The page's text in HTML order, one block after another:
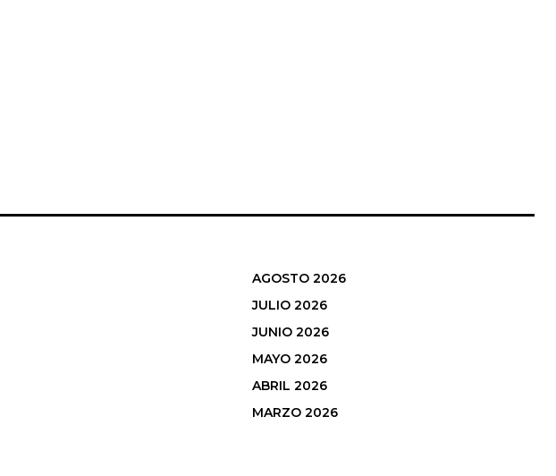
AGOSTO 2026
JULIO 2026
JUNIO 2026
MAYO 2026
ABRIL 2026
MARZO 2026